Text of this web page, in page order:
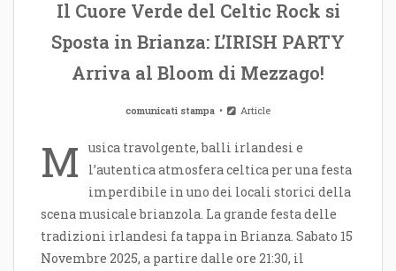
Il Cuore Verde del Celtic Rock si
Sposta in Brianza: L’IRISH PARTY
Arriva al Bloom di Mezzago!
comunicati stampa Article
M
usica travolgente, balli irlandesi e
l’autentica atmosfera celtica per una festa
imperdibile in uno dei locali storici della
scena musicale brianzola. La grande festa delle
tradizioni irlandesi fa tappa in Brianza. Sabato 15
Novembre 2025, a partire dalle ore 21:30, il